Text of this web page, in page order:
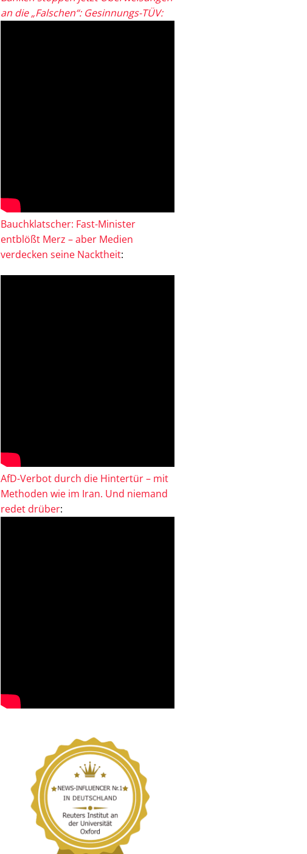
an die „Falschen“: Gesinnungs-TÜV:
Bauchklatscher: Fast-Minister
entblößt Merz – aber Medien
verdecken seine Nacktheit:
AfD-Verbot durch die Hintertür – mit
Methoden wie im Iran. Und niemand
redet drüber: